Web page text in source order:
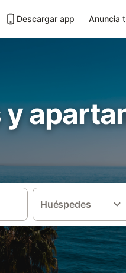
Descargar app Anuncia
y
Huéspedes